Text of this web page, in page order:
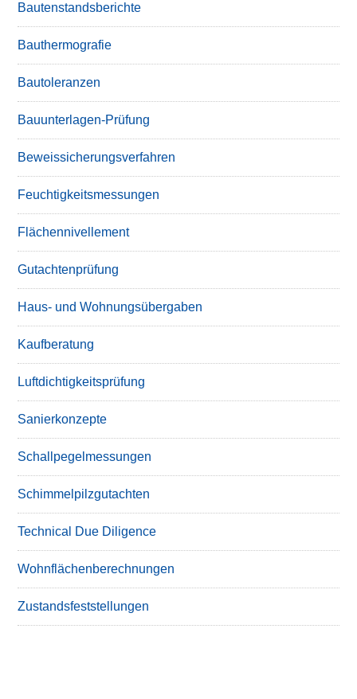
Bautenstandsberichte
Bauthermografie
Bautoleranzen
Bauunterlagen-Prüfung
Beweissicherungsverfahren
Feuchtigkeitsmessungen
Flächennivellement
Gutachtenprüfung
Haus- und Wohnungsübergaben
Kaufberatung
Luftdichtigkeitsprüfung
Sanierkonzepte
Schallpegelmessungen
Schimmelpilzgutachten
Technical Due Diligence
Wohnflächenberechnungen
Zustandsfeststellungen